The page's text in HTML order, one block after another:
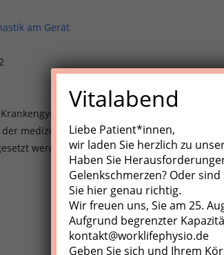
am Gerät
(KGG)/Medizinische
medizinische Trainingsgeräte,
werden.
Vitalabend
Liebe Patient*innen,
wir laden Sie herzlich zu
Haben Sie
Gelenkschmerzen? Oder
Sie hier genau richtig.
Wir freuen uns, Sie am 25.
Aufgrund begrenzter
kontakt@worklifephysio.de
Geben Sie sich und Ihrem